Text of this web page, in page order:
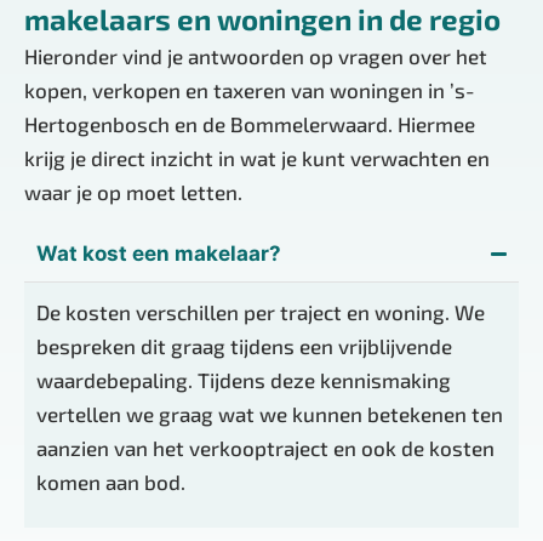
makelaars en woningen in de regio
Hieronder vind je antwoorden op vragen over het
kopen, verkopen en taxeren van woningen in ’s-
Hertogenbosch en de Bommelerwaard. Hiermee
krijg je direct inzicht in wat je kunt verwachten en
waar je op moet letten.
Wat kost een makelaar?
De kosten verschillen per traject en woning. We
bespreken dit graag tijdens een vrijblijvende
waardebepaling. Tijdens deze kennismaking
vertellen we graag wat we kunnen betekenen ten
aanzien van het verkooptraject en ook de kosten
komen aan bod.